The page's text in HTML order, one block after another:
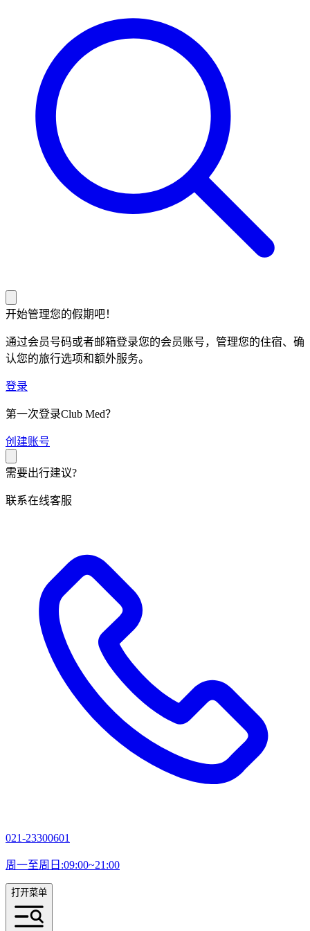
开始管理您的假期吧！
通过会员号码或者邮箱登录您的会员账号，管理您的住宿、确
认您的旅行选项和额外服务。
登录
第一次登录Club Med？
创 建账号
需要出行建议?
联系在线客服
021-23300601
周一至周日:09:00~21:00
打开菜单